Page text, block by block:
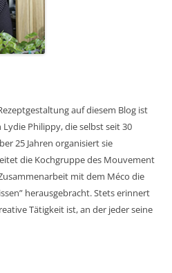
auf diesem Blog ist
Philippy, die selbst seit 30
25 Jahren organisiert sie
die Kochgruppe des Mouvement
mit dem Méco die
herausgebracht. Stets erinnert
Tätigkeit ist, an der jeder seine